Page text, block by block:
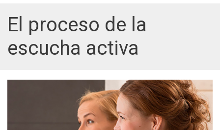
El proceso de la
escucha activa